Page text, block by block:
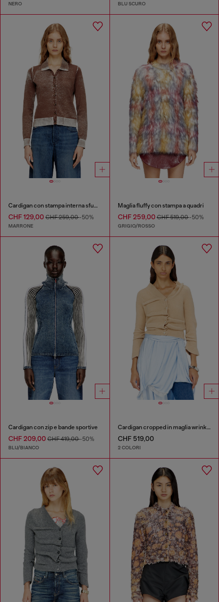
NERO BLU SCURO
Cardigan con stampa interna sfumata
CHF 129,00 CHF 259,00-50%
MARRONE
Maglia fluffy con stampa a quadri
CHF 259,00CHF 519,00-50%
GRIGIO/ROSSO
Cardigan con zip e bande sportive
CHF 209,00 CHF 419,00-50%
BLU/BIANCO
Cardigan cropped in maglia wrinkled lavorata a caldo
CHF 519,00
2 COLORI